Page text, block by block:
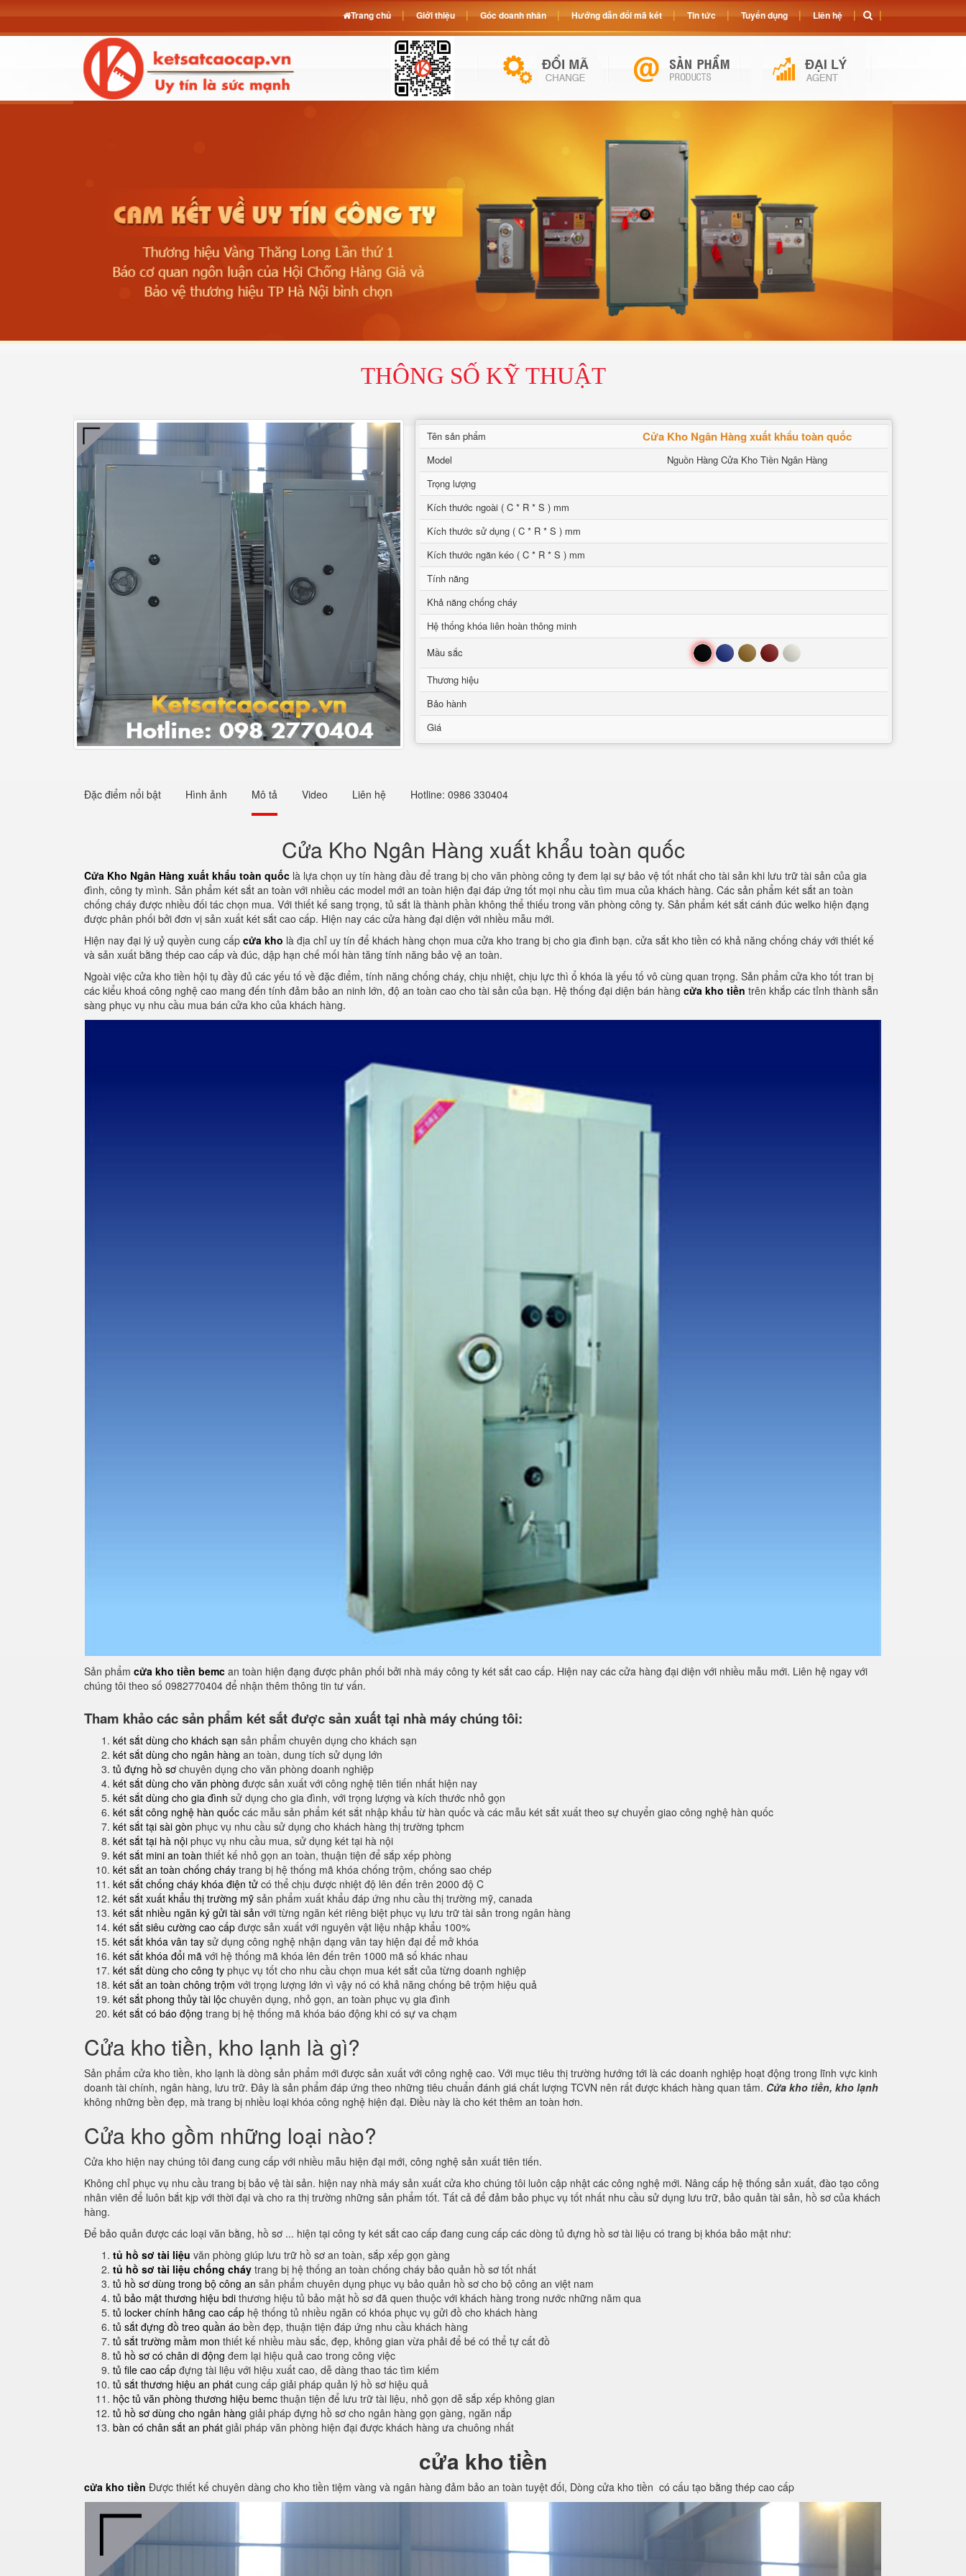
THÔNG SỐ KỸ THUẬT
Tên sản phẩm Cửa Kho Ngân Hàng xuất khẩu toàn quốc
Model
Nguồn Hàng Cửa Kho Tiền Ngân Hàng
Trọng lượng
Kích thước ngoài ( C * R * S ) mm
Kích thước sử dụng ( C * R * S ) mm
Kích thước ngăn kéo ( C * R * S ) mm
Tính năng
Khả năng chống cháy
Hệ thống khóa liên hoàn thông minh
Mầu sắc
Đen Xanh Nâu Đỏ Trắng
Thương hiệu
Bảo hành
Giá
Đặc điểm nổi bật Hình ảnh Mô tả Video Liên hệ Hotline: 0986 330404
Cửa Kho Ngân Hàng xuất khẩu toàn quốc
Cửa Kho Ngân Hàng xuất khẩu toàn quốc là lựa chọn uy tín hàng đầu để trang bị cho văn phòng công ty đem lại sự bảo vệ tốt nhất cho tài sản khi lưu trữ tài sản của gia
đình, công ty mình. Sản phẩm két sắt an toàn với nhiều các model mới an toàn hiện đại đáp ứng tốt mọi nhu cầu tìm mua của khách hàng. Các sản phẩm két sắt an toàn
chống cháy được nhiều đối tác chọn mua. Với thiết kế sang trọng, tủ sắt là thành phần không thể thiếu trong văn phòng công ty. Sản phẩm két sắt cánh đúc welko hiện đạng
được phân phối bởi đơn vị sản xuất két sắt cao cấp. Hiện nay các cửa hàng đại diện với nhiều mẫu mới.
Hiện nay đại lý uỷ quyền cung cấp cửa kho là địa chỉ uy tín để khách hàng chọn mua cửa kho trang bị cho gia đình bạn. cửa sắt kho tiền có khả năng chống cháy với thiết kế
và sản xuất bằng thép cao cấp và đúc, dập hạn chế mối hàn tăng tính năng bảo vệ an toàn.
Ngoài việc cửa kho tiền hội tụ đầy đủ các yếu tố về đặc điểm, tính năng chống cháy, chịu nhiệt, chịu lực thì ổ khóa là yếu tố vô cùng quan trọng. Sản phẩm cửa kho tốt tran bị
các kiểu khoá công nghệ cao mang đến tính đảm bảo an ninh lớn, độ an toàn cao cho tài sản của bạn. Hệ thống đại diện bán hàng cửa kho tiền trên khắp các tỉnh thành sẵn
sàng phục vụ nhu cầu mua bán cửa kho của khách hàng.
Sản phẩm cửa kho tiền bemc an toàn hiện đạng được phân phối bởi nhà máy công ty két sắt cao cấp. Hiện nay các cửa hàng đại diện với nhiều mẫu mới. Liên hệ ngay với
chúng tôi theo số 0982770404 để nhận thêm thông tin tư vấn.
Tham khảo các sản phẩm két sắt được sản xuất tại nhà máy chúng tôi:
két sắt dùng cho khách sạn sản phẩm chuyên dụng cho khách sạn
két sắt dùng cho ngân hàng an toàn, dung tích sử dụng lớn
tủ đựng hồ sơ chuyên dụng cho văn phòng doanh nghiệp
két sắt dùng cho văn phòng được sản xuất với công nghệ tiên tiến nhất hiện nay
két sắt dùng cho gia đình sử dụng cho gia đình, với trọng lượng và kích thước nhỏ gọn
két sắt công nghệ hàn quốc các mẫu sản phẩm két sắt nhập khẩu từ hàn quốc và các mẫu két sắt xuất theo sự chuyển giao công nghệ hàn quốc
két sắt tại sài gòn phục vụ nhu cầu sử dụng cho khách hàng thị trường tphcm
két sắt tại hà nội phục vụ nhu cầu mua, sử dụng két tại hà nội
két sắt mini an toàn thiết kế nhỏ gọn an toàn, thuận tiện để sắp xếp phòng
két sắt an toàn chống cháy trang bị hệ thống mã khóa chống trộm, chống sao chép
két sắt chống cháy khóa điện tử có thể chịu được nhiệt độ lên đến trên 2000 độ C
két sắt xuất khẩu thị trường mỹ sản phẩm xuất khẩu đáp ứng nhu cầu thị trường mỹ, canada
két sắt nhiều ngăn ký gửi tài sản với từng ngăn két riêng biệt phục vụ lưu trữ tài sản trong ngân hàng
két sắt siêu cường cao cấp được sản xuất với nguyên vật liệu nhập khẩu 100%
két sắt khóa vân tay sử dụng công nghệ nhận dạng vân tay hiện đại để mở khóa
két sắt khóa đổi mã với hệ thống mã khóa lên đến trên 1000 mã số khác nhau
két sắt dùng cho công ty phục vụ tốt cho nhu cầu chọn mua két sắt của từng doanh nghiệp
két sắt an toàn chông trộm với trọng lượng lớn vì vậy nó có khả năng chống bê trộm hiệu quả
két sắt phong thủy tài lộc chuyên dụng, nhỏ gọn, an toàn phục vụ gia đình
két sắt có báo động trang bị hệ thống mã khóa báo động khi có sự va chạm
Cửa kho tiền, kho lạnh là gì?
Sản phẩm cửa kho tiền, kho lạnh là dòng sản phẩm mới được sản xuất với công nghệ cao. Với mục tiêu thị trường hướng tới là các doanh nghiệp hoạt động trong lĩnh vực kinh
doanh tài chính, ngân hàng, lưu trữ. Đây là sản phẩm đáp ứng theo những tiêu chuẩn đánh giá chất lượng TCVN nên rất được khách hàng quan tâm. Cửa kho tiền, kho lạnh
không những bền đẹp, mà trang bị nhiều loại khóa công nghệ hiện đại. Điều này là cho két thêm an toàn hơn.
Cửa kho gồm những loại nào?
Cửa kho hiện nay chúng tôi đang cung cấp với nhiều mẫu hiện đại mới, công nghệ sản xuất tiên tiến.
Không chỉ phục vụ nhu cầu trang bị bảo vệ tài sản. hiện nay nhà máy sản xuất cửa kho chúng tôi luôn cập nhật các công nghệ mới. Nâng cấp hệ thống sản xuất, đào tạo công
nhân viên để luôn bắt kịp với thời đại và cho ra thị trường những sản phẩm tốt. Tất cả để đảm bảo phục vụ tốt nhất nhu cầu sử dụng lưu trữ, bảo quản tài sản, hồ sơ của khách
hàng.
Để bảo quản được các loại văn bằng, hồ sơ ... hiện tại công ty két sắt cao cấp đang cung cấp các dòng tủ đựng hồ sơ tài liệu có trang bị khóa bảo mật như:
tủ hồ sơ tài liệu văn phòng giúp lưu trữ hồ sơ an toàn, sắp xếp gọn gàng
tủ hồ sơ tài liệu chống cháy trang bị hệ thống an toàn chống cháy bảo quản hồ sơ tốt nhất
tủ hồ sơ dùng trong bộ công an sản phẩm chuyên dụng phục vụ bảo quản hồ sơ cho bộ công an việt nam
tủ bảo mật thương hiệu bdi thương hiệu tủ bảo mật hồ sơ đã quen thuộc với khách hàng trong nước những năm qua
tủ locker chính hãng cao cấp hệ thống tủ nhiều ngăn có khóa phục vụ gửi đồ cho khách hàng
tủ sắt đựng đồ treo quần áo bền đẹp, thuận tiện đáp ứng nhu cầu khách hàng
tủ sắt trường mầm mon thiết kế nhiều màu sắc, đẹp, không gian vừa phải để bé có thể tự cất đồ
tủ hồ sơ có chân di động đem lại hiệu quả cao trong công việc
tủ file cao cấp đựng tài liệu với hiệu xuất cao, dễ dàng thao tác tìm kiếm
tủ sắt thương hiệu an phát cung cấp giải pháp quản lý hồ sơ hiệu quả
hộc tủ văn phòng thương hiệu bemc thuận tiện để lưu trữ tài liệu, nhỏ gọn dễ sắp xếp không gian
tủ hồ sơ dùng cho ngân hàng giải pháp đựng hồ sơ cho ngân hàng gọn gàng, ngăn nắp
bàn có chân sắt an phát giải pháp văn phòng hiện đại được khách hàng ưa chuông nhất
cửa kho tiền
cửa kho tiền Được thiết kế chuyên dàng cho kho tiền tiệm vàng và ngân hàng đảm bảo an toàn tuyệt đối, Dòng cửa kho tiền có cấu tạo bằng thép cao cấp
Trang chủ Giới thiệu Góc doanh nhân Hướng dẫn đổi mã két Tin tức Tuyển dụng Liên hệ